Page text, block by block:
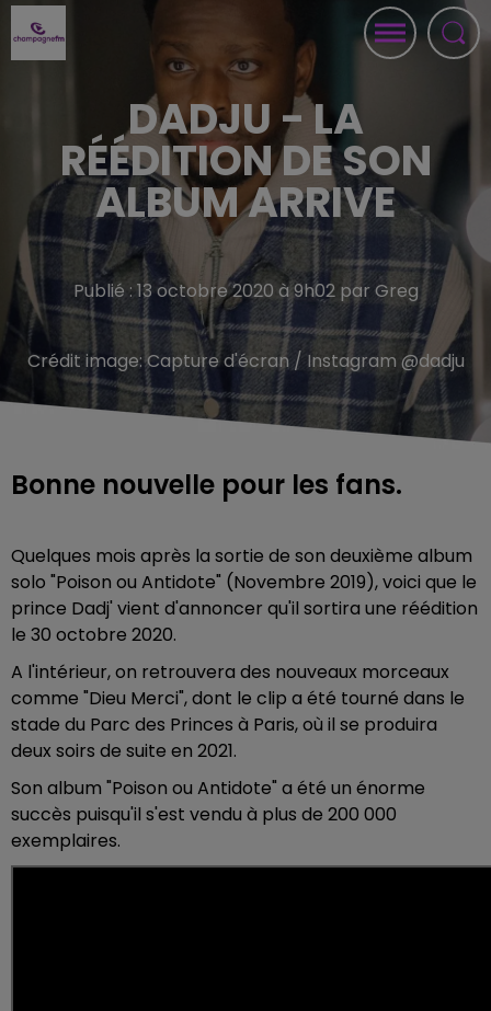
DADJU - LA
RÉÉDITION DE SON
ALBUM ARRIVE
Publié : 13 octobre 2020 à 9h02 par Greg
Crédit image:Capture d'écran / Instagram @dadju
Bonne nouvelle pour les fans.
Quelques mois après la sortie de son deuxième album
solo "Poison ou Antidote" (Novembre 2019), voici que le
prince Dadj' vient d'annoncer qu'il sortira une réédition
le 30 octobre 2020.
A l'intérieur, on retrouvera des nouveaux morceaux
comme "Dieu Merci", dont le clip a été tourné dans le
stade du Parc des Princes à Paris, où il se produira
deux soirs de suite en 2021.
Son album "Poison ou Antidote" a été un énorme
succès puisqu'il s'est vendu à plus de 200 000
exemplaires.